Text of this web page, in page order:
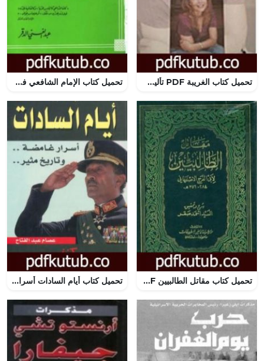
تحميل كتاب الغريبة PDF تأليف مليكة أوفقير مجانا [كامل] تحميل كتاب الإمام الشافعي فقيه السنة الأكبر PDF تأليف عبد الغني الدقر مجانا [كامل]
تحميل كتاب مقاتل الطالبيين PDF تأليف أبو الفرج الأصفهاني مجانا [كامل] تحميل كتاب أيام السادات أسرار غامضة وتاريخ مثير PDF تأليف عصام عبد الفتاح مجانا [كامل]